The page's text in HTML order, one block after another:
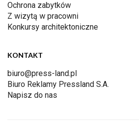
Ochrona zabytków
Z wizytą w pracowni
Konkursy architektoniczne
KONTAKT
biuro@press-land.pl
Biuro Reklamy Pressland S.A.
Napisz do nas